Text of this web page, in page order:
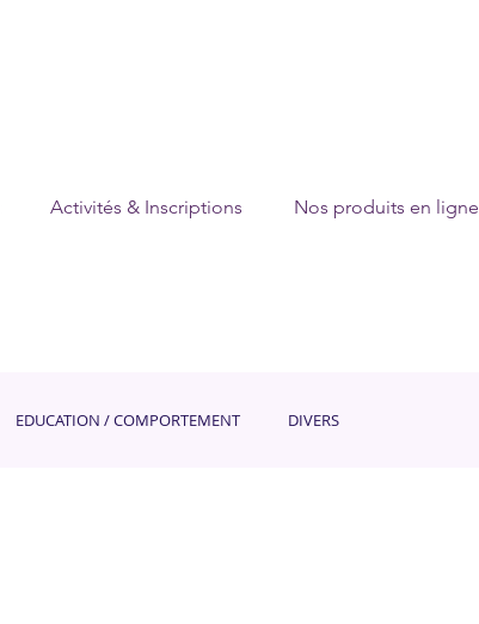
Activités & Inscriptions Nos produits en ligne
EDUCATION / COMPORTEMENT DIVERS